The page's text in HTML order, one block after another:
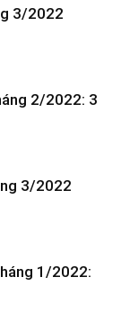
3/2022
2/2022: 3
3/2022
1/2022: